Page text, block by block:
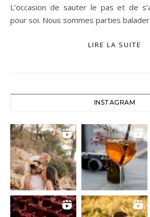
L’occasion de sauter le pas et de
pour soi. Nous sommes parties
LIRE LA SUITE
INSTAGRAM